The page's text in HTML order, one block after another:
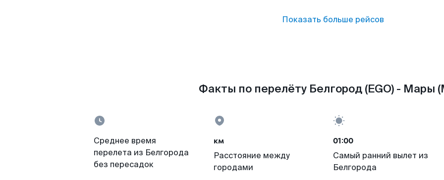
Показать больше рейсов
Факты по перелёту Белгород (EGO) - Мары
Среднее время
перелета из Белгорода
без пересадок
км
Расстояние между
городами
01:00
Самый ранний вылет из
Белгорода